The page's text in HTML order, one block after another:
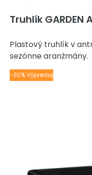
Truhlík GARDEN
Plastový truhlík v
sezónne aranžmány.
-30% Výpredaj